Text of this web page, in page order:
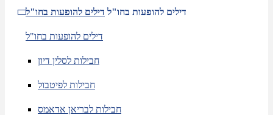
דילים להופעות בחו"ל דילים להופעות בחו"ל
דילים להופעות בחו"ל
חבילות לסלין דיון
חבילות לפיטבול
חבילות לבריאן אדאמס